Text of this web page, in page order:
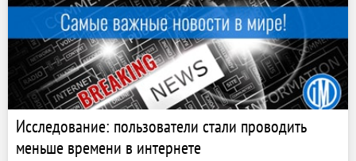
Исследование: пользователи стали проводить
меньше времени в интернете